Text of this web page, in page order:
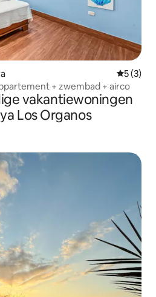
5 (3)
+ zwembad + airco
vakantiewoningen
Los Organos